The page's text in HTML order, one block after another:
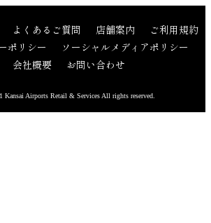
よくあるご質問 店舗案内
ご利用規約
ポリシー
ソーシャルメディアポリシー
会社概要
お問い合わせ
Kansai Airports Retail & Services All rights reserved.